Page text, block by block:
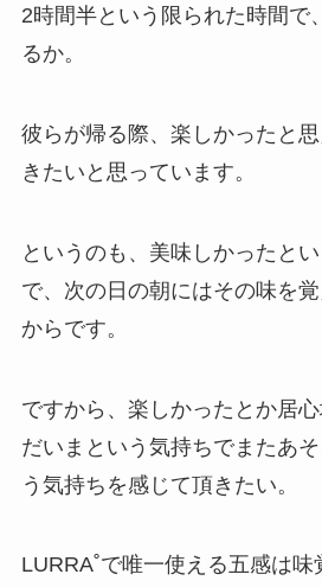
2時間半という限られた時間で
るか。
彼らが帰る際、楽しかったと
きたいと思っています。
というのも、美味しかったと
で、次の日の朝にはその味を
からです。
ですから、楽しかったとか居
だいまという気持ちでまたあ
う気持ちを感じて頂きたい。
LURRA˚で唯一使える五感は味